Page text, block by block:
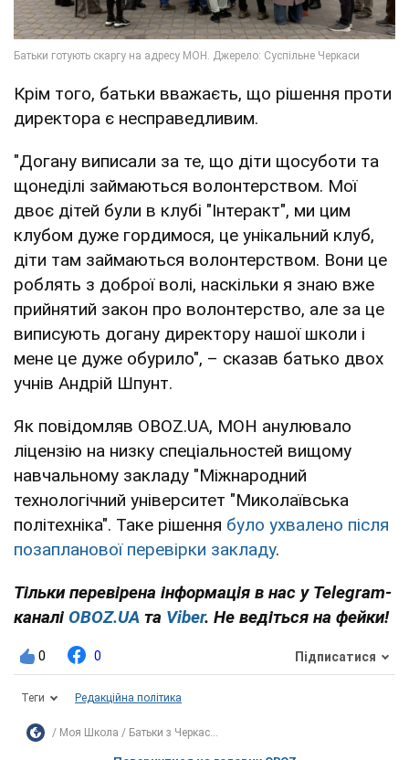
Крім того, батьки вважаєть, що рішення проти
директора є несправедливим.
"Догану виписали за те, що діти щосуботи та
щонеділі займаються волонтерством. Мої
двоє дітей були в клубі "Інтеракт", ми цим
клубом дуже гордимося, це унікальний клуб,
діти там займаються волонтерством. Вони це
роблять з доброї волі, наскільки я знаю вже
прийнятий закон про волонтерство, але за це
виписують догану директору нашої школи і
мене це дуже обурило", – сказав батько двох
учнів Андрій Шпунт.
Як повідомляв OBOZ.UA, МОН анулювало
ліцензію на низку спеціальностей вищому
навчальному закладу "Міжнародний
технологічний університет "Миколаївська
політехніка". Таке рішення було ухвалено після
позапланової перевірки закладу.
Тільки перевірена інформація в нас у Telegram-
каналі OBOZ.UA та Viber. Не ведіться на фейки!
0 0 Підписатися
Теги Редакційна політика
Моя Школа Батьки з Черкас...